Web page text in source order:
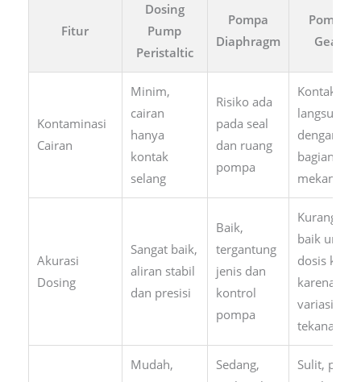
Fitur
Dosing
Pump
Peristaltic
Pompa
Diaphragm
Pompa
Gear
Kontaminasi
Cairan
Minim,
cairan
hanya
kontak
selang
Risiko ada
pada seal
dan ruang
pompa
Kontak
langsung
dengan
bagian
mekanis
Akurasi
Dosing
Sangat baik,
aliran stabil
dan presisi
Baik,
tergantung
jenis dan
kontrol
pompa
Kurang
baik untuk
dosis kecil,
karena
variasi
tekanan
Mudah,
Sedang,
Sulit, part